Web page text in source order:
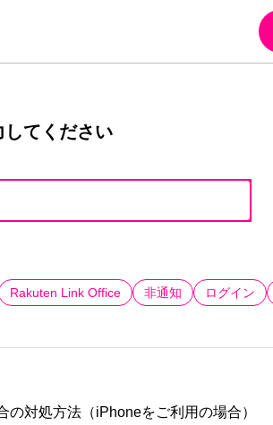
してください
対処方法（iPhoneをご利用の場合）
Rakuten Link Office 非通知 ログイン